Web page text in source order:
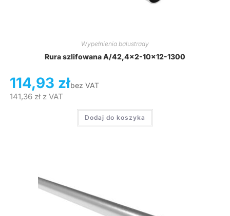
Wypełnienia balustrady
Rura szlifowana A/42,4×2-10×12-1300
114,93 złbez VAT
141,36 złz VAT
Dodaj do koszyka